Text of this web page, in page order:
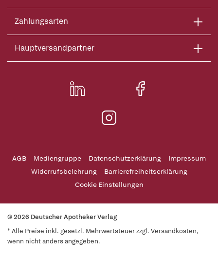
Zahlungsarten
Hauptversandpartner
AGB Mediengruppe Datenschutzerklärung
Impressum
Widerrufsbelehrung
Barrierefreiheitserklärung
Cookie Einstellungen
© 2026 Deutscher Apotheker Verlag
* Alle Preise inkl. gesetzl. Mehrwertsteuer zzgl. Versandkosten,
wenn nicht anders angegeben.